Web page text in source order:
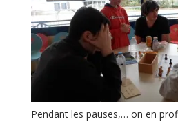
Pendant les pauses,… on en